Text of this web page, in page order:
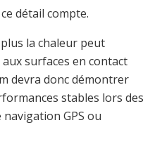
détail compte.
la chaleur peut
surfaces en contact
devra donc démontrer
stables lors des
GPS ou